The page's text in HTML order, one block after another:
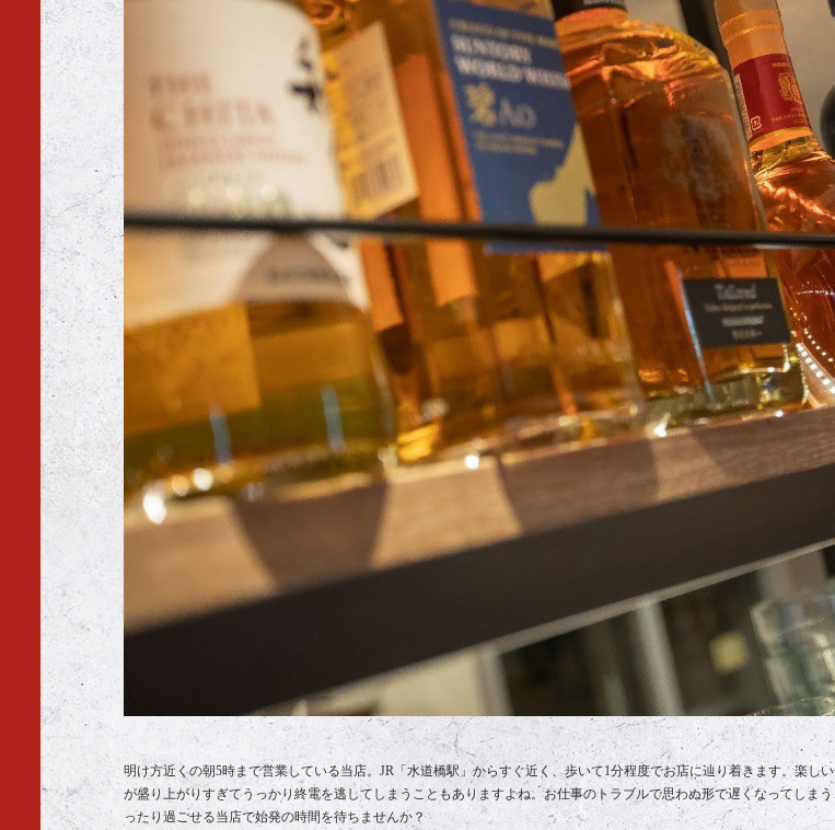
明け方近くの朝5時まで営業している当店。JR「水道橋駅」からすぐ近く、歩いて1分程度でお店に辿り着きます。楽し
が盛り上がりすぎてうっかり終電を逃してしまうこともありますよね。お仕事のトラブルで思わぬ形で遅くなってしま
ったり過ごせる当店で始発の時間を待ちませんか？